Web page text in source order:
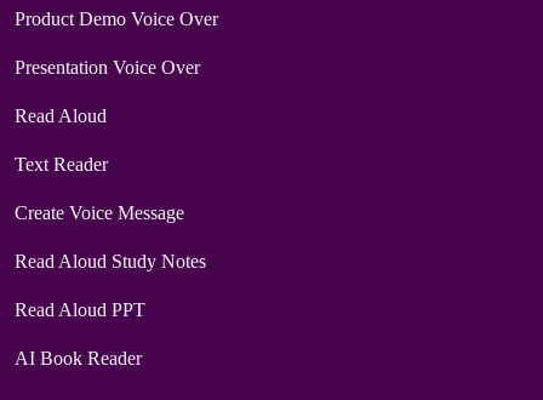
Product Demo Voice Over
Presentation Voice Over
Read Aloud
Text Reader
Create Voice Message
Read Aloud Study Notes
Read Aloud PPT
AI Book Reader